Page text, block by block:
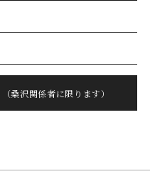
（桑沢関係者に限ります）